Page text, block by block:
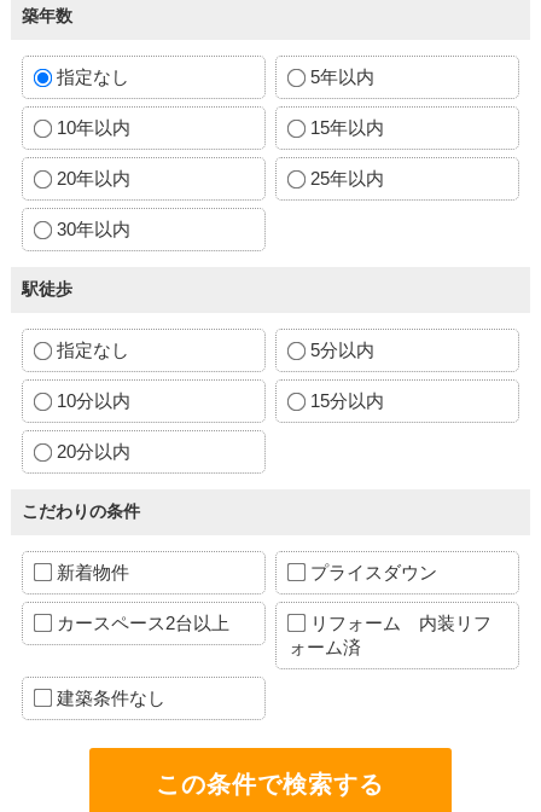
築年数
指定なし 5年以内
10年以内 15年以内
20年以内 25年以内
30年以内
駅徒歩
指定なし 5分以内
10分以内 15分以内
20分以内
こだわりの条件
新着物件 プライスダウン
カースペース2台以上
リフォーム 内装リフ
ォーム済
建築条件なし